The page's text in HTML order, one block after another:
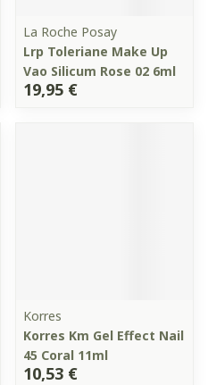
La Roche Posay
Lrp Toleriane Make Up
Vao Silicum Rose 02 6ml
19,95 €
Korres
Korres Km Gel Effect Nail
45 Coral 11ml
10,53 €